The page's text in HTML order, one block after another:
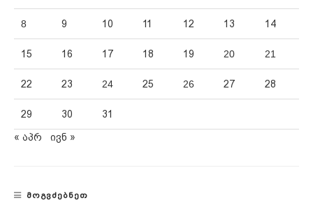
8 9 10 11 12 13 14
15 16 17 18 19 20 21
22 23 24 25 26 27 28
29 30 31
« აპრ ივნ »
ᲛᲝᲒᲕᲫᲔᲑᲜᲔᲗ